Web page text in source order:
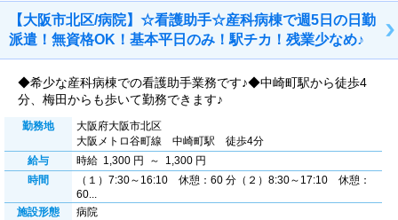
【大阪市北区/病院】☆看護助手☆産科病棟で週5日の日勤
派遣！無資格OK！基本平日のみ！駅チカ！残業少なめ♪
◆希少な産科病棟での看護助手業務です♪◆中崎町駅から徒歩4
分、梅田からも歩いて勤務できます♪
勤務地
大阪府大阪市北区
大阪メトロ谷町線 中崎町駅 徒歩4分
給与
時給 1,300 円 ～ 1,300 円
時間
（１）7:30～16:10 休憩：60 分（２）8:30～17:10 休憩：
60...
施設形態
病院